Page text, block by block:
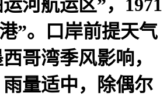
河航运区”，1971
”。口岸前提天气
哥湾季风影响，
量适中，除偶尔